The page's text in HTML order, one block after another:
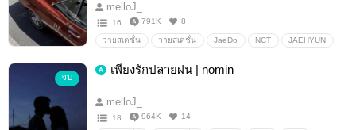
melloJ_
16 791K 8
วายสเตชั่น วายสเตชั่น JaeDo NCT JAEHYUN
จบ
เพียงรักปลายฝน | nomin
melloJ_
18 964K 14